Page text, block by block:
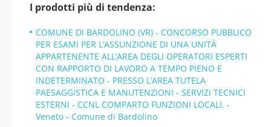
I prodotti più di tendenza:
COMUNE DI BARDOLINO (VR) - CONCORSO PUBBLICO
PER ESAMI PER L’ASSUNZIONE DI UNA UNITÀ
APPARTENENTE ALL’AREA DEGLI OPERATORI ESPERTI
CON RAPPORTO DI LAVORO A TEMPO PIENO E
INDETERMINATO - PRESSO L’AREA TUTELA
PAESAGGISTICA E MANUTENZIONI - SERVIZI TECNICI
ESTERNI - CCNL COMPARTO FUNZIONI LOCALI. -
Veneto - Comune di Bardolino